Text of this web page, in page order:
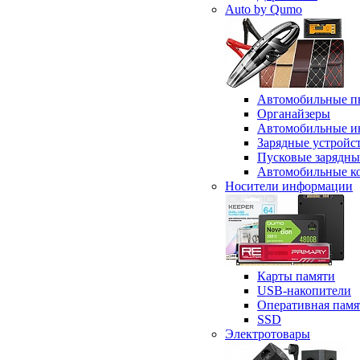
Auto by Qumo
Автомобильные
Органайзеры
Автомобильные
Зарядные
Пусковые
Автомобильные
Носители информации
Карты памяти
USB-накопители
Оперативная
SSD
Электротовары